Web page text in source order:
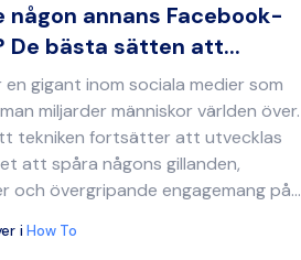
länk
någon annans Facebook-
De bästa sätten att...
en gigant inom sociala medier som
miljarder människor världen över.
tekniken fortsätter att utvecklas
att spåra någons gillanden,
och övergripande engagemang på...
iHow To